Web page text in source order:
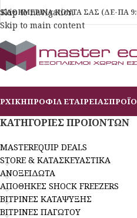
Skip to navigation
Skip to main content
ΚΑΘΗΜΕΡΙΝΑ ΚΟΝΤΑ ΣΑΣ (ΔΕ-ΠΑ
ΠΡΟΦΙΛ ΕΤΑΙΡΕΙΑΣ
ΚΑΤΗΓΟΡΙΕΣ ΠΡΟΙΟΝΤΩΝ
MASTEREQUIP DEALS
STORE & ΚΑΤΑΣΚΕΥΑΣΤΙΚΑ
ΑΝΟΞΕΙΔΩΤΑ
ΑΠΟΘΗΚΕΣ SHOCK FREEZERS
ΒΙΤΡΙΝΕΣ ΚΑΤΑΨΥΞΗΣ
ΒΙΤΡΙΝΕΣ ΠΑΓΩΤΟΥ